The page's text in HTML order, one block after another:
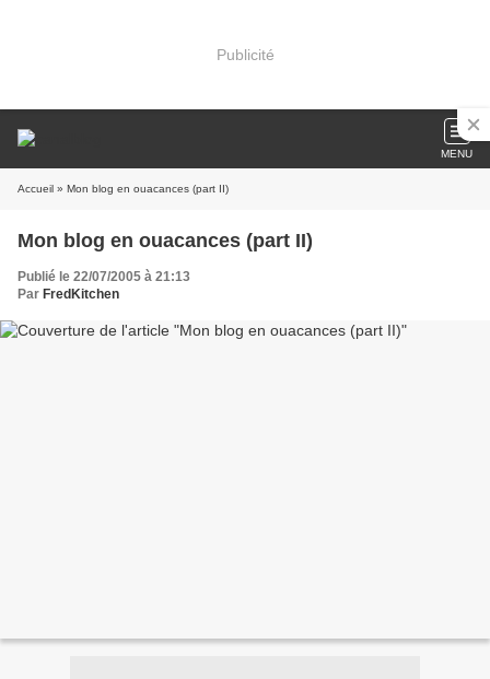
Publicité
MENU
Accueil » Mon blog en ouacances (part II)
Mon blog en ouacances (part II)
Publié le 22/07/2005 à 21:13
Par FredKitchen